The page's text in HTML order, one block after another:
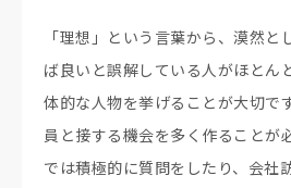
「理想」という言葉から、漠然
ば良いと誤解している人がほとん
体的な人物を挙げることが大切で
員と接する機会を多く作ることが
では積極的に質問をしたり、会社